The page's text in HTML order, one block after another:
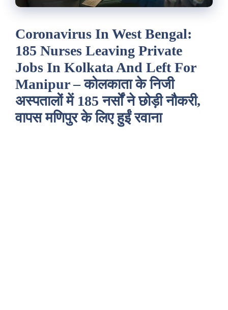
Coronavirus In West Bengal:
185 Nurses Leaving Private
Jobs In Kolkata And Left For
Manipur – कोलकाता के निजी
अस्पतालों में 185 नर्सों ने छोड़ी नौकरी,
वापस मणिपुर के लिए हुईं रवाना